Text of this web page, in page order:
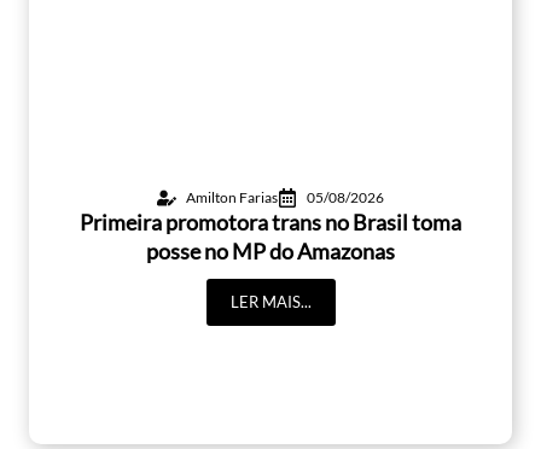
Amilton Farias 05/08/2026
Primeira promotora trans no Brasil toma
posse no MP do Amazonas
LER MAIS...